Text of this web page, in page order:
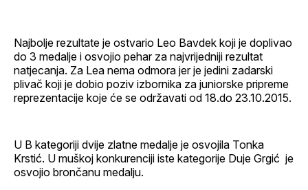
Najbolje rezultate je ostvario Leo Bavdek koji je doplivao
do 3 medalje i osvojio pehar za najvrijedniji rezultat
natjecanja. Za Lea nema odmora jer je jedini zadarski
plivač koji je dobio poziv izbornika za juniorske pripreme
reprezentacije koje će se održavati od 18.do 23.10.2015.
U B kategoriji dvije zlatne medalje je osvojila Tonka
Krstić. U muškoj konkurenciji iste kategorije Duje Grgić je
osvojio brončanu medalju.